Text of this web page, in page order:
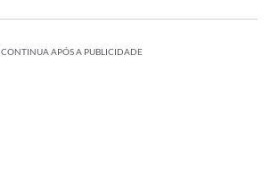
CONTINUA APÓS A PUBLICIDADE